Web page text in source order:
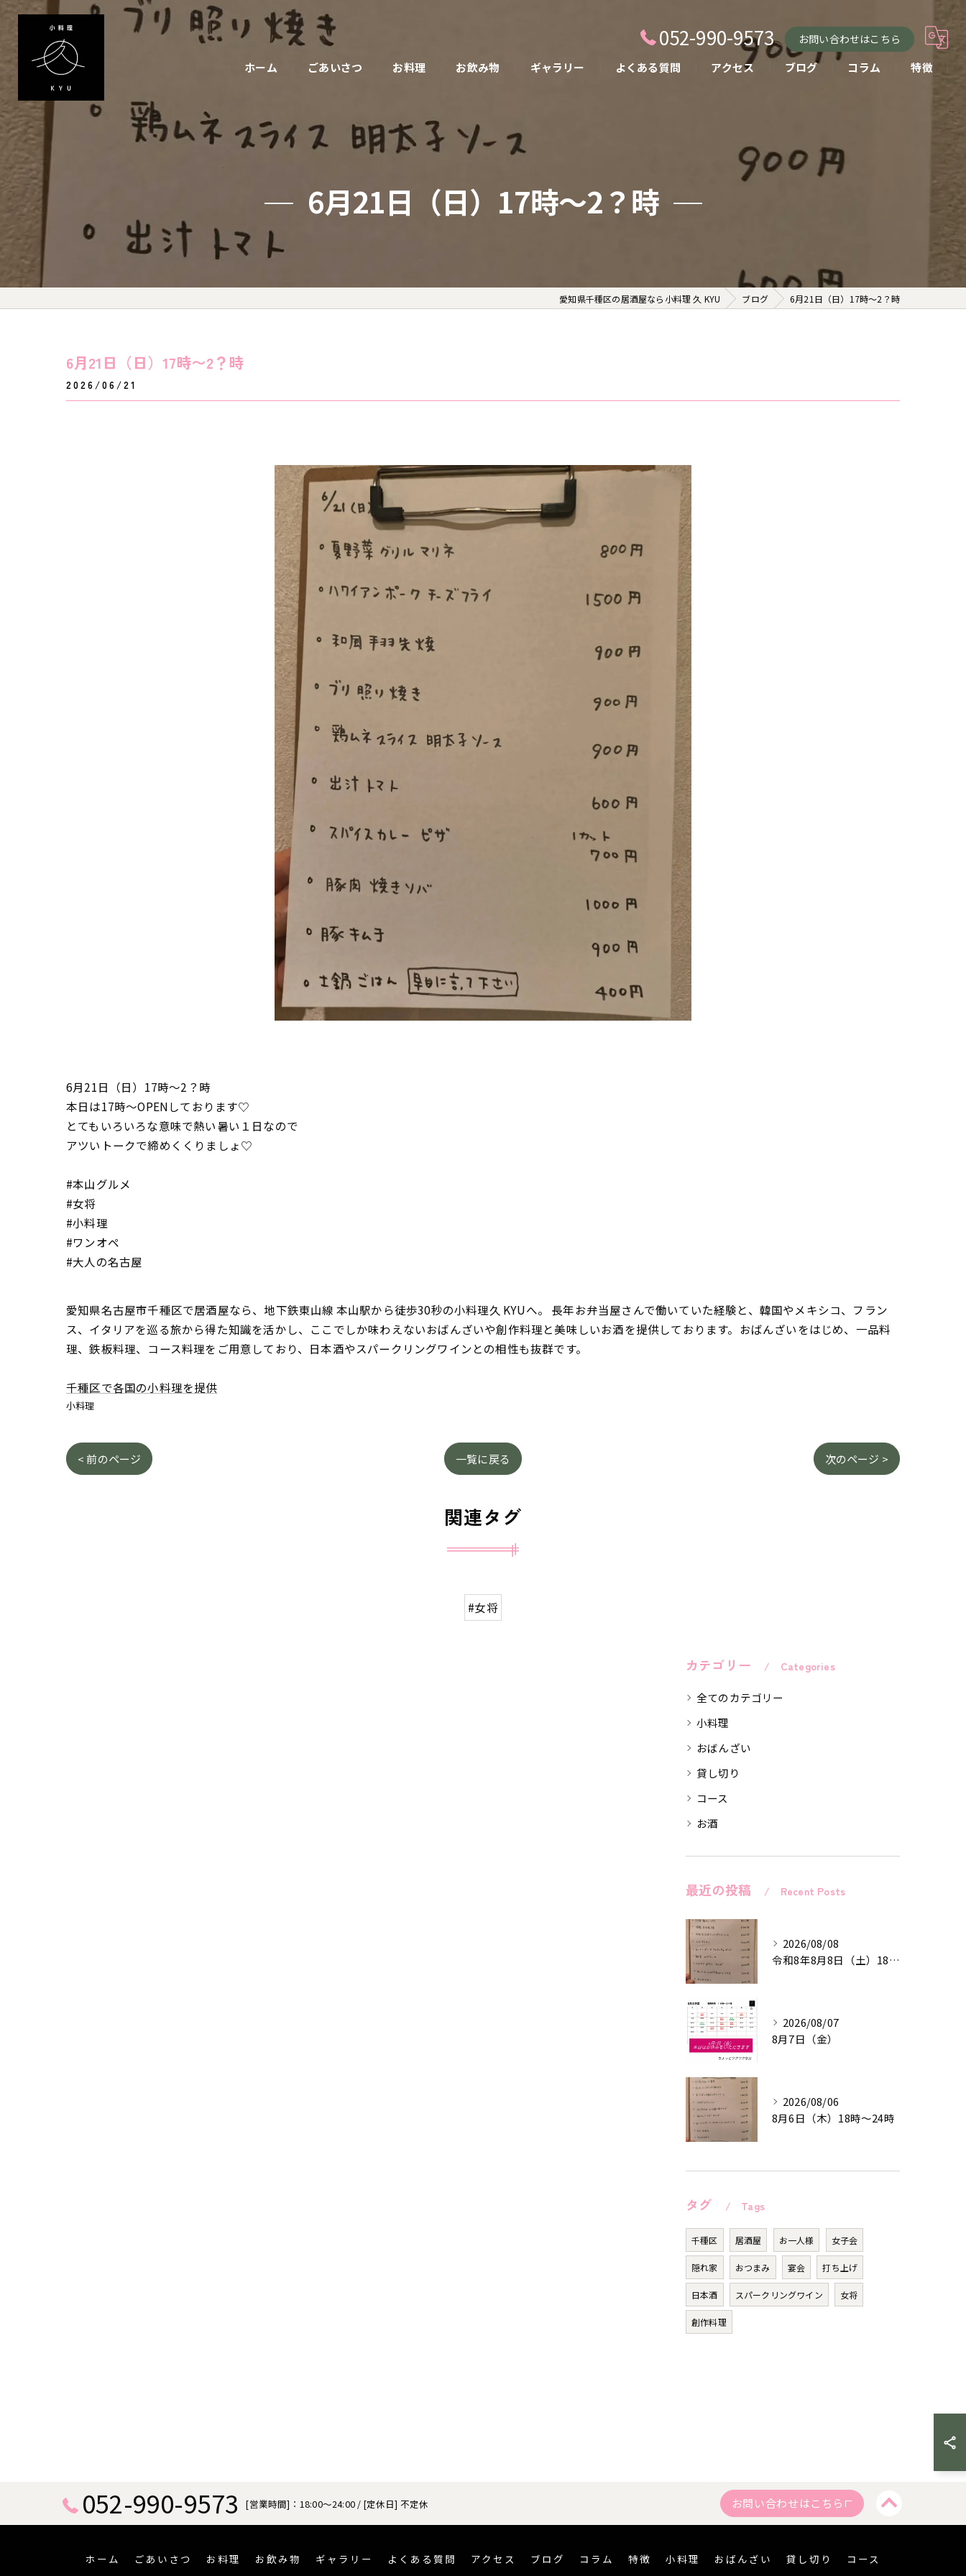
052-990-9573 お問い合わせはこちら
ホーム ごあいさつ お料理 お飲み物 ギャラリー よくある質問 アクセス ブログ コラム 特徴
6月21日（日）17時〜2？時
愛知県千種区の居酒屋なら小料理 久 KYU ブログ 6月21日（日）17時〜2？時
6月21日（日）17時〜2？時
2026/06/21
6月21日（日）17時〜2？時
本日は17時〜OPENしております♡
とてもいろいろな意味で熱い暑い１日なので
アツいトークで締めくくりましょ♡
#本山グルメ
#女将
#小料理
#ワンオペ
#大人の名古屋
愛知県名古屋市千種区で居酒屋なら、地下鉄東山線 本山駅から徒歩30秒の小料理久 KYUへ。 長年お弁当屋さんで働いていた経験と、韓国やメキシコ、フラン
ス、イタリアを巡る旅から得た知識を活かし、ここでしか味わえないおばんざいや創作料理と美味しいお酒を提供しております。おばんざいをはじめ、一品料
理、鉄板料理、コース料理をご用意しており、日本酒やスパークリングワインとの相性も抜群です。
千種区で各国の小料理を提供
小料理
< 前のページ 一覧に戻る 次のページ >
関連タグ
#女将
カテゴリー Categories
全てのカテゴリー
小料理
おばんざい
貸し切り
コース
お酒
最近の投稿 Recent Posts
2026/08/08
令和8年8月8日（土）18時〜24時
2026/08/07
8月7日（金）
2026/08/06
8月6日（木）18時〜24時
タグ Tags
千種区 居酒屋 お一人様 女子会
隠れ家 おつまみ 宴会 打ち上げ
日本酒 スパークリングワイン 女将
創作料理
052-990-9573 [営業時間]：18:00～24:00 / [定休日] 不定休 お問い合わせはこちら
ホーム ごあいさつ お料理 お飲み物 ギャラリー よくある質問 アクセス ブログ コラム 特徴 小料理 おばんざい 貸し切り コース